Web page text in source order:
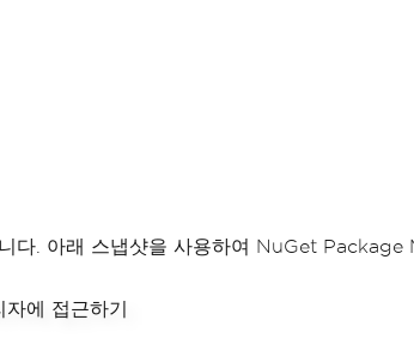
. 아래 스냅샷을 사용하여 NuGet Package